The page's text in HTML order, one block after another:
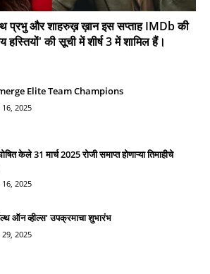
रुथ प्रभु और शाहरुख़ ख़ान इस सप्ताह IMDb की
हस्तियों' की सूची में शीर्ष 3 में शामिल हैं।
Elite Team Champions
2025
केले 31 मार्च 2025 रोजी समाप्त होणाऱ्या तिमाहीचे
2025
ऑन व्हील्स’ उपक्रमाचा शुभारंभ
2025